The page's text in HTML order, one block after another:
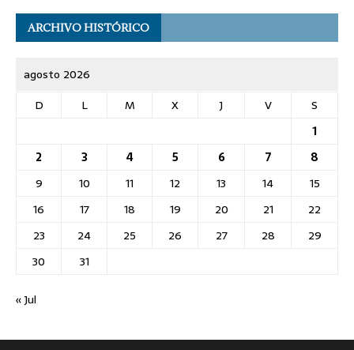
ARCHIVO HISTÓRICO
agosto 2026
D
L M X J V
S
1
2
3 4 5 6 7
8
9
10 11 12 13 14
15
16
17 18 19 20 21
22
23
24 25 26 27 28
29
30
31
« Jul